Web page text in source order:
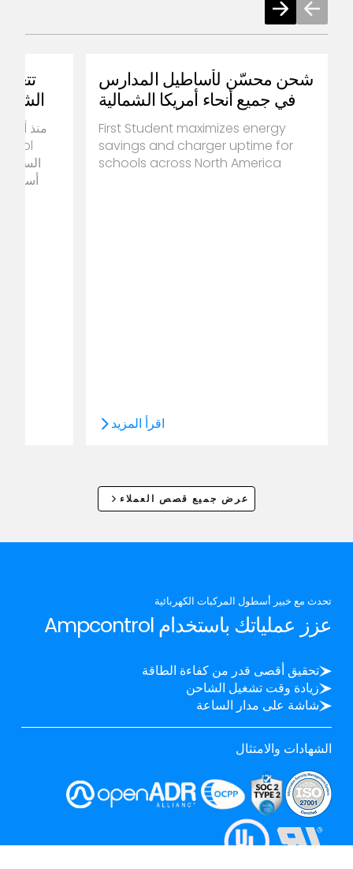
شحن محسّن لأساطيل المدارس
في جميع أنحاء أمريكا الشمالية
First Student maximizes energy
savings and charger uptime for
schools across North America
اقرأ المزيد
أسطول
عرض جميع قصص العملاء
تحدث مع خبير أسطول المركبات الكهربائية
عزز عملياتك باستخدام Ampcontrol
تحقيق أقصى قدر من كفاءة الطاقة
زيادة وقت تشغيل الشاحن
شاشة على مدار الساعة
الشهادات والامتثال